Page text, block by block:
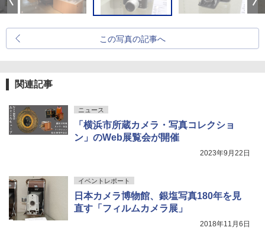
この写真の記事へ
関連記事
ニュース
「横浜市所蔵カメラ・写真コレクショ
ン」のWeb展覧会が開催
2023年9月22日
イベントレポート
日本カメラ博物館、銀塩写真180年を見
直す「フィルムカメラ展」
2018年11月6日